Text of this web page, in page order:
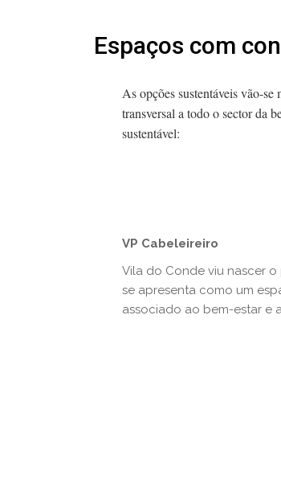
Espaços com
As opções sustentáveis vão-
transversal a todo o sector da
sustentável:
VP Cabeleireiro
Vila do Conde viu nascer
se apresenta como um
associado ao bem-estar e